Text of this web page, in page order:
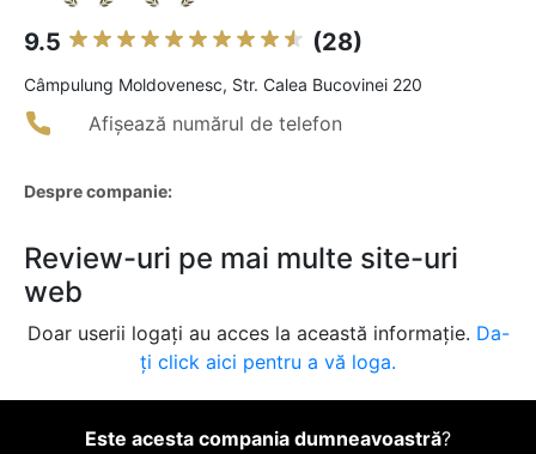
9.5 (28)
Câmpulung Moldovenesc, Str. Calea Bucovinei 220
Afișează numărul de telefon
Despre companie:
Review-uri pe mai multe site-uri
web
Doar userii logați au acces la această informație. Da-
ți click aici pentru a vă loga.
Este acesta compania dumneavoastră?